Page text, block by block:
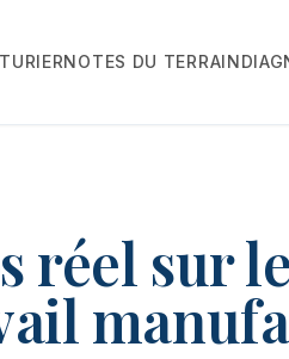
NOTES DU TERRAIN
réel sur